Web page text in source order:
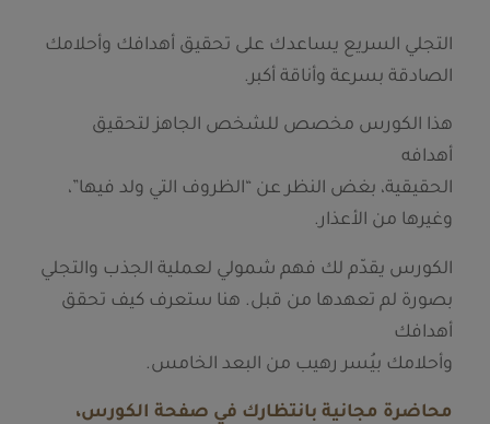
التجلي السريع يساعدك على تحقيق أهدافك وأحلامك
الصادقة بسرعة وأناقة أكبر.
هذا الكورس مخصص للشخص الجاهز لتحقيق
أهدافه
الحقيقية، بغض النظر عن “الظروف التي ولد فيها”،
وغيرها من الأعذار.
الكورس يقدّم لك فهم شمولي لعملية الجذب والتجلي
بصورة لم تعهدها من قبل. هنا ستعرف كيف تحقق
أهدافك
وأحلامك بيُسر رهيب من البعد الخامس.
محاضرة مجانية بانتظارك في صفحة الكورس،